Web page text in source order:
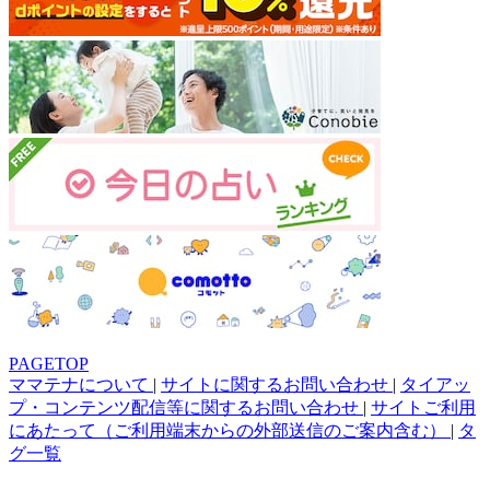
PAGETOP
ママテナについて | サイトに関するお問い合わせ | タイアッ
プ・コンテンツ配信等に関するお問い合わせ | サイトご利用
にあたって（ご利用端末からの外部送信のご案内含む） | タ
グ一覧